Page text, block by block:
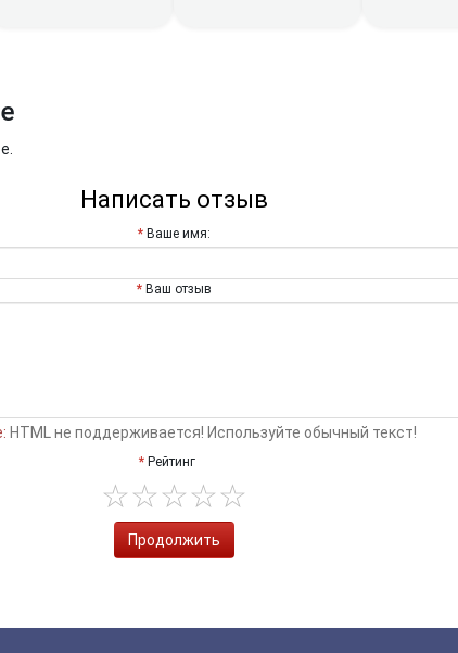
Написать отзыв
Ваше имя:
Ваш отзыв
HTML не поддерживается! Используйте обычный текст!
Рейтинг
Продолжить